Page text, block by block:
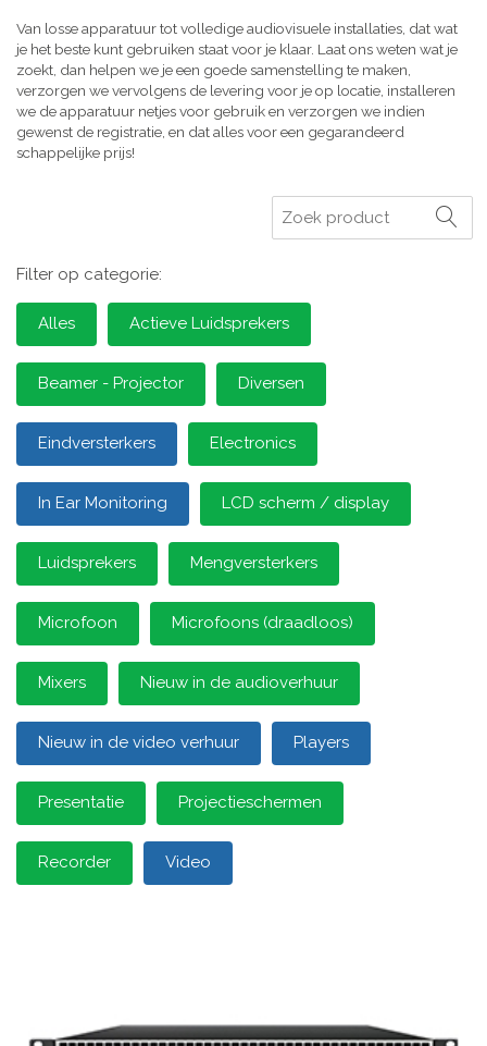
Van losse apparatuur tot volledige audiovisuele installaties, dat wat
je het beste kunt gebruiken staat voor je klaar. Laat ons weten wat je
zoekt, dan helpen we je een goede samenstelling te maken,
verzorgen we vervolgens de levering voor je op locatie, installeren
we de apparatuur netjes voor gebruik en verzorgen we indien
gewenst de registratie, en dat alles voor een gegarandeerd
schappelijke prijs!
Zoeken
Filter op categorie:
Alles Actieve Luidsprekers
Beamer - Projector Diversen
Eindversterkers Electronics
In Ear Monitoring LCD scherm / display
Luidsprekers Mengversterkers
Microfoon Microfoons (draadloos)
Mixers Nieuw in de audioverhuur
Nieuw in de video verhuur Players
Presentatie Projectieschermen
Recorder Video